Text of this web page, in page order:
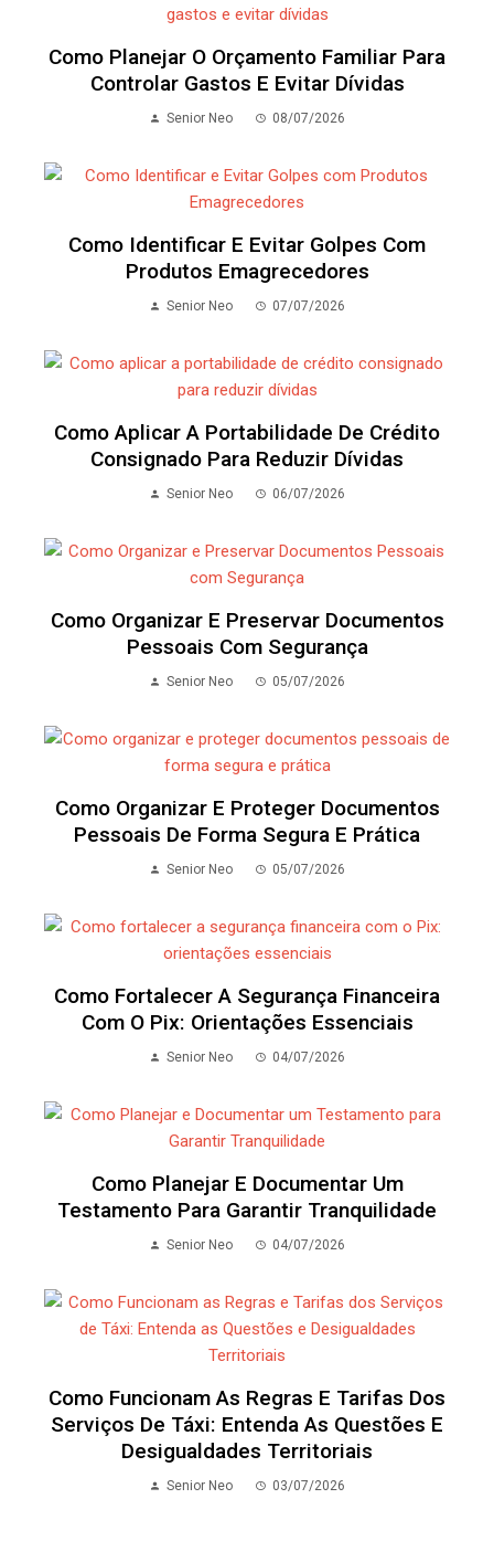
Como Planejar O Orçamento Familiar Para
Controlar Gastos E Evitar Dívidas
Senior Neo 08/07/2026
Como Identificar E Evitar Golpes Com
Produtos Emagrecedores
Senior Neo 07/07/2026
Como Aplicar A Portabilidade De Crédito
Consignado Para Reduzir Dívidas
Senior Neo 06/07/2026
Como Organizar E Preservar Documentos
Pessoais Com Segurança
Senior Neo 05/07/2026
Como Organizar E Proteger Documentos
Pessoais De Forma Segura E Prática
Senior Neo 05/07/2026
Como Fortalecer A Segurança Financeira
Com O Pix: Orientações Essenciais
Senior Neo 04/07/2026
Como Planejar E Documentar Um
Testamento Para Garantir Tranquilidade
Senior Neo 04/07/2026
Como Funcionam As Regras E Tarifas Dos
Serviços De Táxi: Entenda As Questões E
Desigualdades Territoriais
Senior Neo 03/07/2026